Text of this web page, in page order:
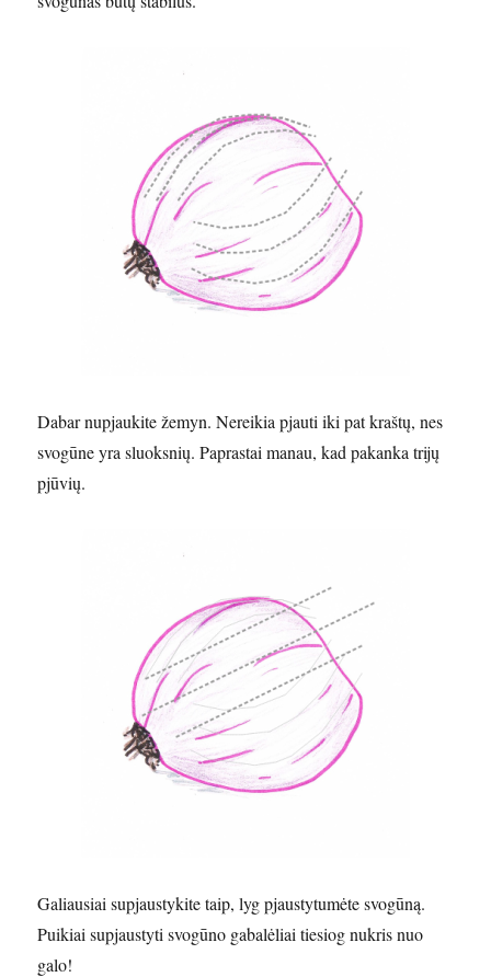
Dabar nupjaukite žemyn. Nereikia pjauti iki pat kraštų, nes
svogūne yra sluoksnių. Paprastai manau, kad pakanka trijų
pjūvių.
Galiausiai supjaustykite taip, lyg pjaustytumėte svogūną.
Puikiai supjaustyti svogūno gabalėliai tiesiog nukris nuo
galo!